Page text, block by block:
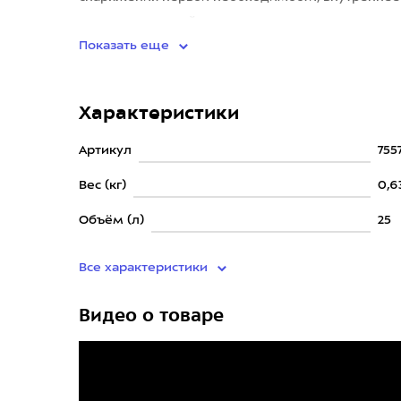
Показать еще
Характеристики
Артикул
Вес (кг)
Объём (л) 25
Все характеристики
Видео о товаре